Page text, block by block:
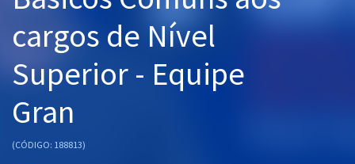
Mentorias
Questões grátis
Conteúdo gratuito
Blog
Aprovados
cargos de Nível
Superior - Equipe
Gran
(CÓDIGO: 188813)